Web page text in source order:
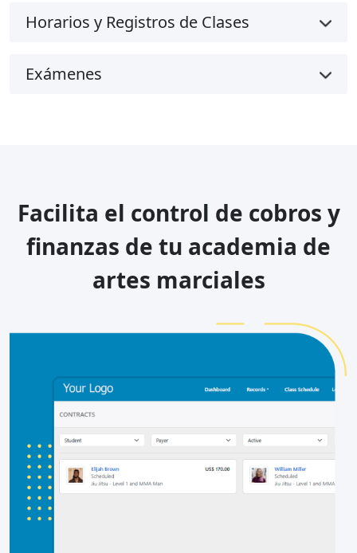
Horarios y Registros de Clases
Exámenes
Facilita el control de cobros y
finanzas de tu academia de
artes marciales